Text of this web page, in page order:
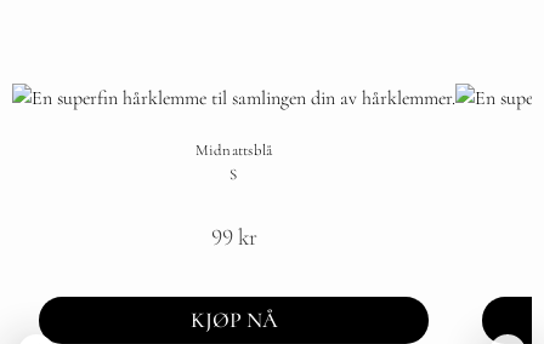
Midnattsblå
S
99kr
KJØP NÅ